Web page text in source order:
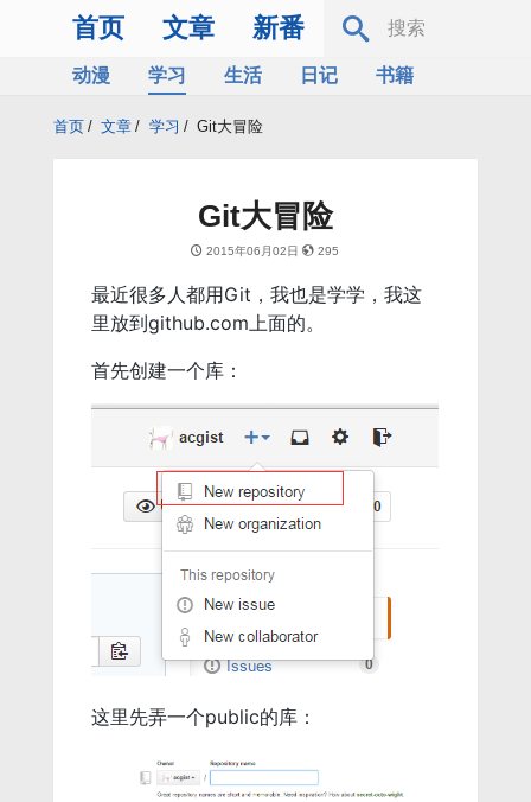
首页 文章 新番
动漫 学习 生活 日记
书籍
首页 / 文章 / 学习 / Git大冒险
Git大冒险
2015年06月02日 295
最近很多人都用Git，我也是学学，我这
里放到github.com上面的。
首先创建一个库：
这里先弄一个public的库：